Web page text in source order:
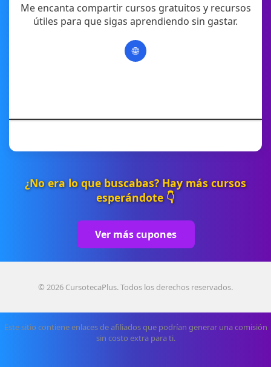
Me encanta compartir cursos gratuitos y recursos
útiles para que sigas aprendiendo sin gastar.
🌐
¿No era lo que buscabas? Hay más cursos
esperándote 👇
Ver más cupones
© 2026 CursotecaPlus. Todos los derechos reservados.
Este sitio contiene enlaces de afiliados que podrían generar una comisión
sin costo extra para ti.